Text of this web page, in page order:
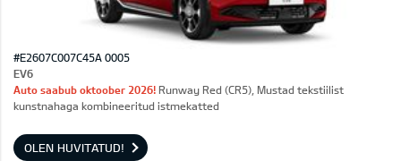
#E2607C007C45A 0005
EV6
Auto saabub oktoober 2026! Runway Red (CR5), Mustad tekstiilist
kunstnahaga kombineeritud istmekatted
OLEN HUVITATUD!